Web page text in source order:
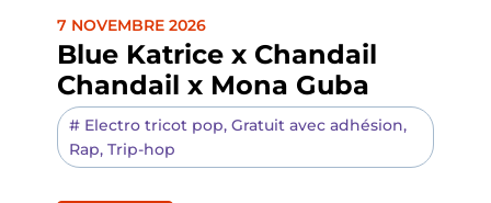
7 NOVEMBRE 2026
Blue Katrice x Chandail
Chandail x Mona Guba
# Electro tricot pop, Gratuit avec adhésion,
Rap, Trip-hop